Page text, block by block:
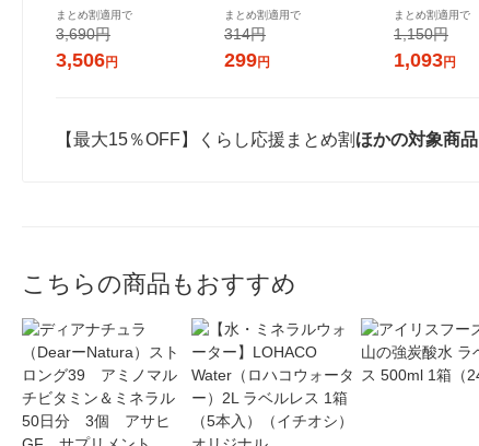
マルチビタミン＆ミネラ
ル 50日分 2個 アサヒG
まとめ割適用で
3,690円
3,506円
まとめ割適用で
314円
299円
き 1セット（
ンジャコー
まとめ割適用で
1,150円
1,093円
【最大15％OFF】くらし応援まとめ割 ほかの対象商
こちらの商品もおすすめ